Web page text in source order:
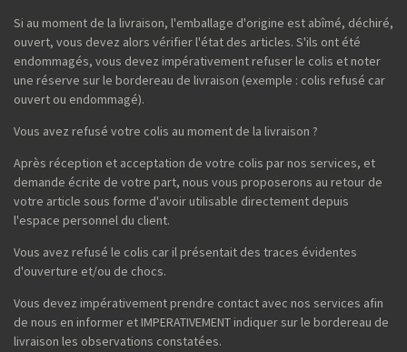
Si au moment de la livraison, l'emballage d'origine est abîmé, déchiré,
ouvert, vous devez alors vérifier l'état des articles. S'ils ont été
endommagés, vous devez impérativement refuser le colis et noter
une réserve sur le bordereau de livraison (exemple : colis refusé car
ouvert ou endommagé).
Vous avez refusé votre colis au moment de la livraison ?
Après réception et acceptation de votre colis par nos services, et
demande écrite de votre part, nous vous proposerons au retour de
votre article sous forme d'avoir utilisable directement depuis
l'espace personnel du client.
Vous avez refusé le colis car il présentait des traces évidentes
d'ouverture et/ou de chocs.
Vous devez impérativement prendre contact avec nos services afin
de nous en informer et IMPERATIVEMENT indiquer sur le bordereau de
livraison les observations constatées.